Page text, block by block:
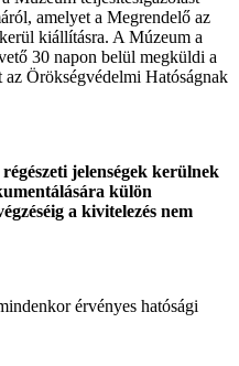
amelyet a Megrendelő az
kiállításra. A Múzeum a
30 napon belül megküldi a
Örökségvédelmi Hatóságnak
jelenségek kerülnek
külön
a kivitelezés nem
érvényes hatósági